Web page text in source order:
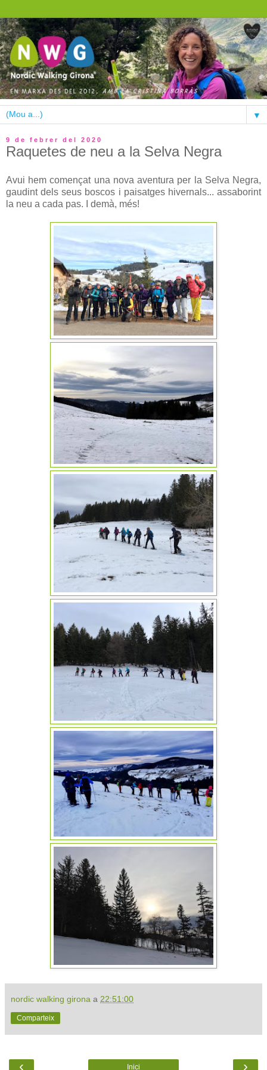
▼
9 de febrer del 2020
Raquetes de neu a la Selva Negra
Avui hem començat una nova aventura per la Selva Negra,
gaudint dels seus boscos i paisatges hivernals... assaborint
la neu a cada pas. I demà, més!
nordic walking girona a 22:51:00
Comparteix
‹ ›
Inici